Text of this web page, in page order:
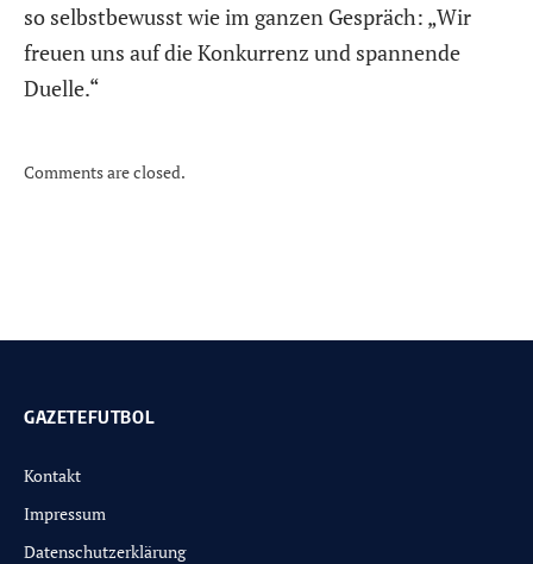
so selbstbewusst wie im ganzen Gespräch: „Wir
freuen uns auf die Konkurrenz und spannende
Duelle.“
Comments are closed.
GAZETEFUTBOL
Kontakt
Impressum
Datenschutzerklärung